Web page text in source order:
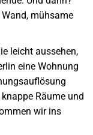
mühsame
leicht aussehen,
eine Wohnung
Räume und
wir ins